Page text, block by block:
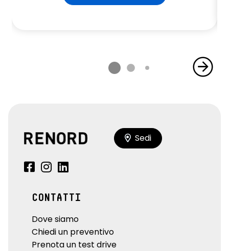
Sedi
CONTATTI
Dove siamo
Chiedi un preventivo
Prenota un test drive